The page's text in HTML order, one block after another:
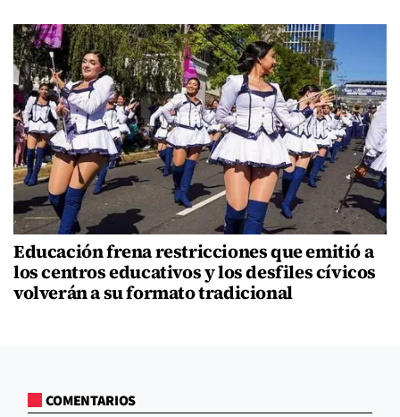
Educación frena restricciones que emitió a
los centros educativos y los desfiles cívicos
volverán a su formato tradicional
COMENTARIOS